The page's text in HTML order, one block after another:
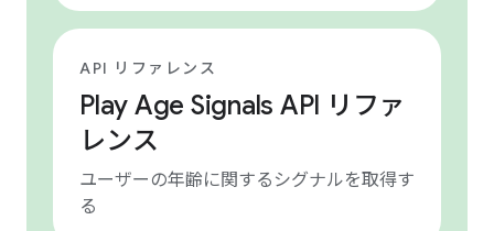
API リファレンス
Play Age Signals API リファ
レンス
ユーザーの年齢に関するシグナルを取得す
る